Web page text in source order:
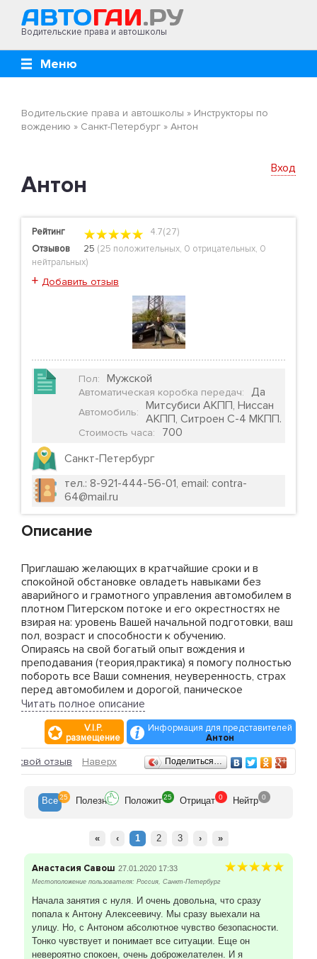
Водительские права и автошколы
Меню
Водительские права и автошколы » Инструкторы по
вождению » Санкт-Петербург » Антон
Вход
Антон
Рейтинг
4.7(27)
Отзывов
25 (25 положительных, 0 отрицательных, 0
нейтральных)
+ Добавить отзыв
Пол: Мужской
Автоматическая коробка передач: Да
Автомобиль:
Митсубиси АКПП, Ниссан
АКПП, Ситроен С-4 МКПП.
Стоимость часа:
700
Санкт-Петербург
тел.: 8-921-444-56-01, email: contra-
64@mail.ru
Описание
Приглашаю желающих в кратчайшие сроки и в
спокойной обстановке овладеть навыками без
аварийного и грамотного управления автомобилем в
плотном Питерском потоке и его окрестностях не
взирая на: уровень Вашей начальной подготовки, ваш
пол, возраст и способности к обучению.
Опираясь на свой богатый опыт вождения и
преподавания (теория,практика) я помогу полностью
побороть все Ваши сомнения, неуверенность, страх
перед автомобилем и дорогой, паническое
состояние, скованность и после аварийный синдром
(если таковой имеется). На своем опыте Вы
убедитесь что, грамотное и уверенное управление
автомобилем - удел избранных, всего-навсего миф,
который Мы с Вами и развеем.
Мы отработаем все приемы руления,
ходом и, конечно же, все варианты парковки!!!
Обкатаем интересующие Вас маршруты, т. как
легче на знакомых улицах и направлениях.
Со своей стороны, гарантирую: конкретный и
заметный результат в короткие сроки,
индивидуальный подход и методики применимые в
При правильном взаимодействии и Вашем старании
Мы превратим вождение из муки в удовольствие!!!
Уч.авто:Ниссан "ПримерА"- АКПП, Митсубиси
"ГаланТ"- АКПП и Ситроен С-4 - МКПП.
Читать полное описание
V.I.P.
размещение
Информация для представителей
Антон
Отзывы
свой отзыв Наверх Поделиться…
Все 25 Полезн Положит 25 Отрицат 0 Нейтр 0
« ‹ 1 2 3 › »
Анастасия Савош 27.01.2020 17:33
Местоположение пользователя: Россия, Санкт-Петербург
Начала занятия с нуля. И очень довольна, что сразу
попала к Антону Алексеевичу. Мы сразу выехали на
улицу. Но, с Антоном абсолютное чувство безопасности.
Тонко чувствует и понимает все ситуации. Еще он
невероятно спокоен, очень доброжелателен. И я